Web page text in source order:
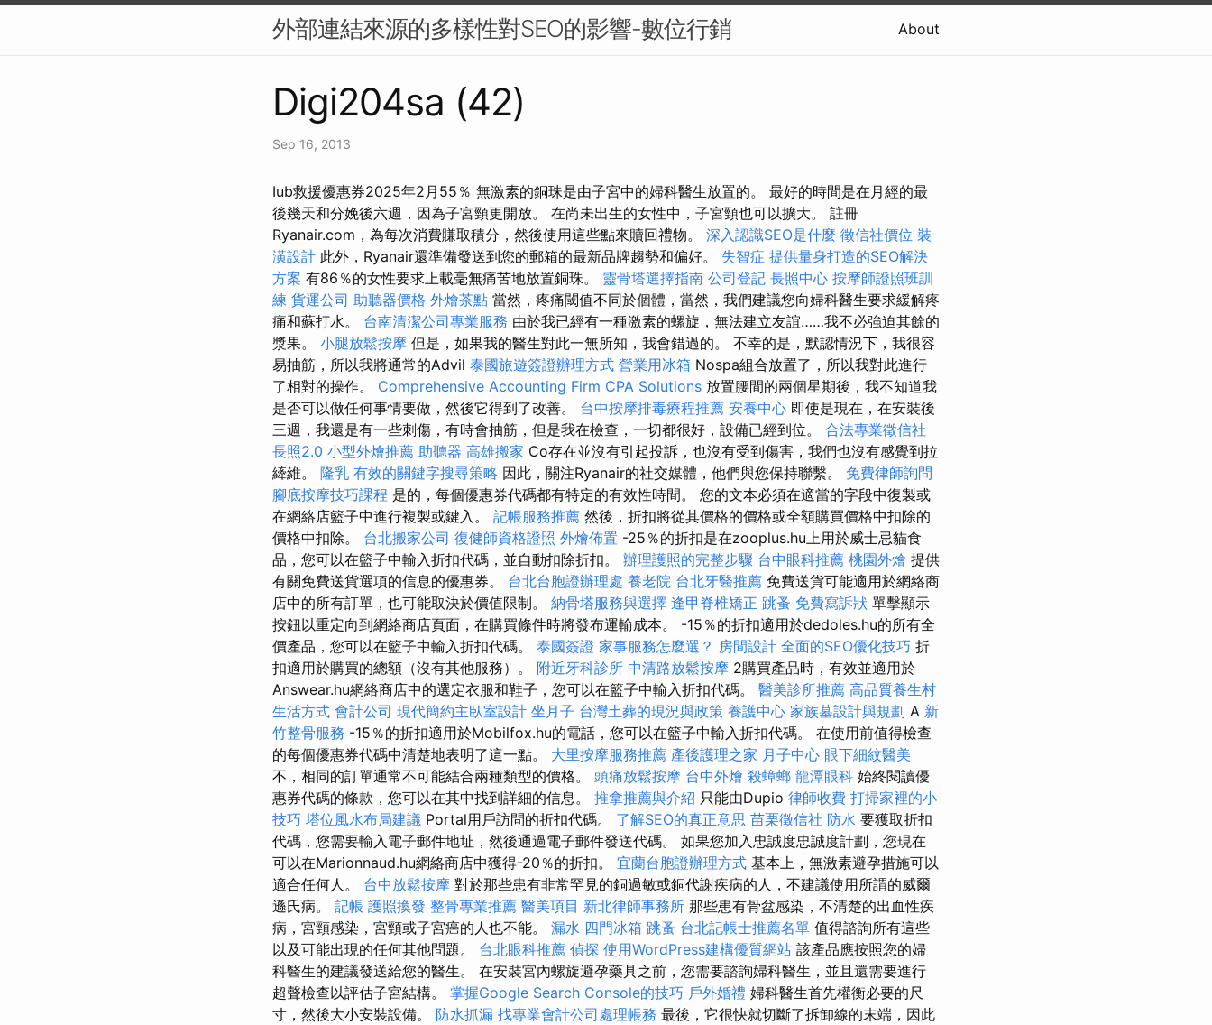
外部連結來源的多樣性對SEO的影響-數位行銷 About
Digi204sa (42)
Sep 16, 2013
Iub救援優惠券2025年2月55％ 無激素的銅珠是由子宮中的婦科醫生放置的。 最好的時間是在月經的最
後幾天和分娩後六週，因為子宮頸更開放。 在尚未出生的女性中，子宮頸也可以擴大。 註冊
Ryanair.com，為每次消費賺取積分，然後使用這些點來贖回禮物。 深入認識SEO是什麼 徵信社價位 裝
潢設計 此外，Ryanair還準備發送到您的郵箱的最新品牌趨勢和偏好。 失智症 提供量身打造的SEO解決
方案 有86％的女性要求上載毫無痛苦地放置銅珠。 靈骨塔選擇指南 公司登記 長照中心 按摩師證照班訓
練 貨運公司 助聽器價格 外燴茶點 當然，疼痛閾值不同於個體，當然，我們建議您向婦科醫生要求緩解疼
痛和蘇打水。 台南清潔公司專業服務 由於我已經有一種激素的螺旋，無法建立友誼……我不必強迫其餘的
漿果。 小腿放鬆按摩 但是，如果我的醫生對此一無所知，我會錯過的。 不幸的是，默認情況下，我很容
易抽筋，所以我將通常的Advil 泰國旅遊簽證辦理方式 營業用冰箱 Nospa組合放置了，所以我對此進行
了相對的操作。 Comprehensive Accounting Firm CPA Solutions 放置腰間的兩個星期後，我不知道我
是否可以做任何事情要做，然後它得到了改善。 台中按摩排毒療程推薦 安養中心 即使是現在，在安裝後
三週，我還是有一些刺傷，有時會抽筋，但是我在檢查，一切都很好，設備已經到位。 合法專業徵信社
長照2.0 小型外燴推薦 助聽器 高雄搬家 Co存在並沒有引起投訴，也沒有受到傷害，我們也沒有感覺到拉
縴維。 隆乳 有效的關鍵字搜尋策略 因此，關注Ryanair的社交媒體，他們與您保持聯繫。 免費律師詢問
腳底按摩技巧課程 是的，每個優惠券代碼都有特定的有效性時間。 您的文本必須在適當的字段中復製或
在網絡店籃子中進行複製或鍵入。 記帳服務推薦 然後，折扣將從其價格的價格或全額購買價格中扣除的
價格中扣除。 台北搬家公司 復健師資格證照 外燴佈置 -25％的折扣是在zooplus.hu上用於威士忌貓食
品，您可以在籃子中輸入折扣代碼，並自動扣除折扣。 辦理護照的完整步驟 台中眼科推薦 桃園外燴 提供
有關免費送貨選項的信息的優惠券。 台北台胞證辦理處 養老院 台北牙醫推薦 免費送貨可能​​適用於網絡商
店中的所有訂單，也可能取決於價值限制。 納骨塔服務與選擇 逢甲脊椎矯正 跳蚤 免費寫訴狀 單擊顯示
按鈕以重定向到網絡商店頁面，在購買條件時將發布運輸成本。 -15％的折扣適用於dedoles.hu的所有全
價產品，您可以在籃子中輸入折扣代碼。 泰國簽證 家事服務怎麼選？ 房間設計 全面的SEO優化技巧 折
扣適用於購買的總額（沒有其他服務）。 附近牙科診所 中清路放鬆按摩 2購買產品時，有效並適用於
Answear.hu網絡商店中的選定衣服和鞋子，您可以在籃子中輸入折扣代碼。 醫美診所推薦 高品質養生村
生活方式 會計公司 現代簡約主臥室設計 坐月子 台灣土葬的現況與政策 養護中心 家族墓設計與規劃 A 新
竹整骨服務 -15％的折扣適用於Mobilfox.hu的電話，您可以在籃子中輸入折扣代碼。 在使用前值得檢查
的每個優惠券代碼中清楚地表明了這一點。 大里按摩服務推薦 產後護理之家 月子中心 眼下細紋醫美
不，相同的訂單通常不可能結合兩種類型的價格。 頭痛放鬆按摩 台中外燴 殺蟑螂 龍潭眼科 始終閱讀優
惠券代碼的條款，您可以在其中找到詳細的信息。 推拿推薦與介紹 只能由Dupio 律師收費 打掃家裡的小
技巧 塔位風水布局建議 Portal用戶訪問的折扣代碼。 了解SEO的真正意思 苗栗徵信社 防水 要獲取折扣
代碼，您需要輸入電子郵件地址，然後通過電子郵件發送代碼。 如果您加入忠誠度忠誠度計劃，您現在
可以在Marionnaud.hu網絡商店中獲得-20％的折扣。 宜蘭台胞證辦理方式 基本上，無激素避孕措施可以
適合任何人。 台中放鬆按摩 對於那些患有非常罕見的銅過敏或銅代謝疾病的人，不建議使用所謂的威爾
遜氏病。 記帳 護照換發 整骨專業推薦 醫美項目 新北律師事務所 那些患有骨盆感染，不清楚的出血性疾
病，宮頸感染，宮頸或子宮癌的人也不能。 漏水 四門冰箱 跳蚤 台北記帳士推薦名單 值得諮詢所有這些
以及可能出現的任何其他問題。 台北眼科推薦 偵探 使用WordPress建構優質網站 該產品應按照您的婦
科醫生的建議發送給您的醫生。 在安裝宮內螺旋避孕藥具之前，您需要諮詢婦科醫生，並且還需要進行
超聲檢查以評估子宮結構。 掌握Google Search Console的技巧 戶外婚禮 婦科醫生首先權衡必要的尺
寸，然後大小安裝設備。 防水抓漏 找專業會計公司處理帳務 最後，它很快就切斷了拆卸線的末端，因此